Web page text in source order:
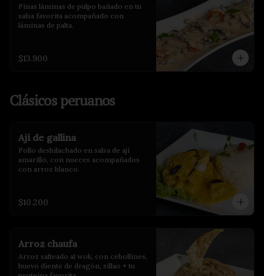
Finas láminas de pulpo bañado en tu
salsa favorita acompañado con
láminas de palta.
$13.900
Clásicos peruanos
Ají de gallina
Pollo deshilachado en salsa de ají
amarillo, con nueces acompañados
con arroz blanco.
$10.200
Arroz chaufa
Arroz salteado al wok, con cebollines,
huevo diente de dragón, sillao + tu